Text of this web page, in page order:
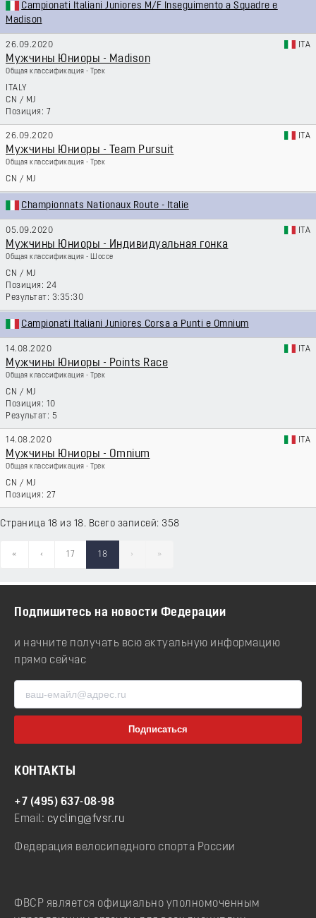
Campionati Italiani Juniores M/F Inseguimento a Squadre e
Madison
26.09.2020 ITA
Мужчины Юниоры - Madison
Общая классификация - Трек
ITALY
CN / MJ
7
26.09.2020 ITA
Мужчины Юниоры - Team Pursuit
Общая классификация - Трек
CN / MJ
Championnats Nationaux Route - Italie
05.09.2020 ITA
Мужчины Юниоры - Индивидуальная гонка
Общая классификация - Шоссе
CN / MJ
24
3:35:30
Campionati Italiani Juniores Corsa a Punti e Omnium
14.08.2020 ITA
Мужчины Юниоры - Points Race
Общая классификация - Трек
CN / MJ
10
5
14.08.2020 ITA
Мужчины Юниоры - Omnium
Общая классификация - Трек
CN / MJ
27
Страница 18 из 18. Всего записей: 358
« ‹ 17 18 › »
Подпишитесь на новости Федерации
и начните получать всю актуальную информацию
прямо сейчас
КОНТАКТЫ
+7 (495) 637-08-98
Email: cycling@fvsr.ru
Федерация велосипедного спорта России
ФВСР является официально уполномоченным